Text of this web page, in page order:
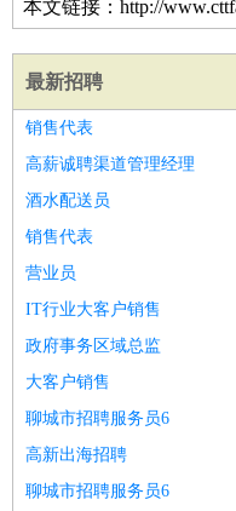
本文链接：http://
最新招聘
销售代表
高薪诚聘渠道管理经理
酒水配送员
销售代表
营业员
IT行业大客户销售
政府事务区域总监
大客户销售
聊城市招聘服务员6
高新出海招聘
聊城市招聘服务员6